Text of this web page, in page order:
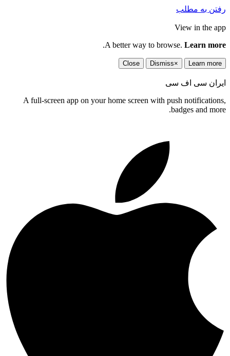
رفتن به مطلب
View in the app
A better way to browse. Learn more
.
Learn more
×
Dismiss
Close
ایران سی اف سی
A full-screen app on your home screen with push notifications,
badges and more.